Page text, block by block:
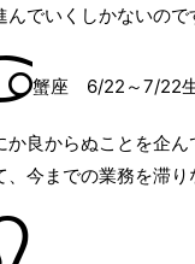
んでいくしかないので
蟹座 6/22～7/22
か良からぬことを企
、今までの業務を滞